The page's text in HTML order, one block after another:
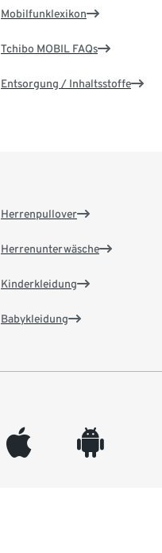
Mobilfunklexikon
Tchibo MOBIL FAQs
Entsorgung / Inhaltsstoffe
Herrenpullover
Herrenunterwäsche
Kinderkleidung
Babykleidung
appleinc android